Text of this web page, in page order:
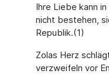
Ihre Liebe kann
nicht bestehen,
Republik.(1)
Zolas Herz
verzweifeln vor